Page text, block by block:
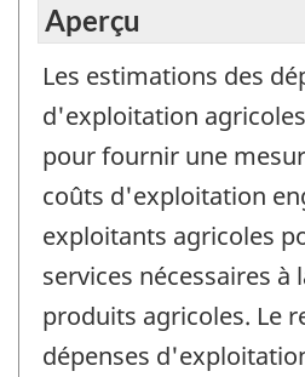
Aperçu
Les estimations des
d'exploitation
pour fournir une
coûts d'exploitation
exploitants agricoles
services nécessaires
produits agricoles. Le
dépenses